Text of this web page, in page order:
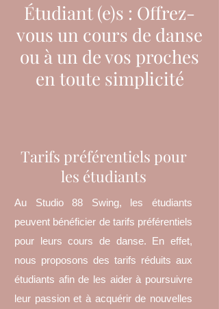
Étudiant (e)s : Offrez-
vous un cours de danse
ou à un de vos proches
en toute simplicité
Tarifs préférentiels pour
les étudiants
Au Studio 88 Swing, les étudiants
peuvent bénéficier de tarifs préférentiels
pour leurs cours de danse. En effet,
nous proposons des tarifs réduits aux
étudiants afin de les aider à poursuivre
leur passion et à acquérir de nouvelles